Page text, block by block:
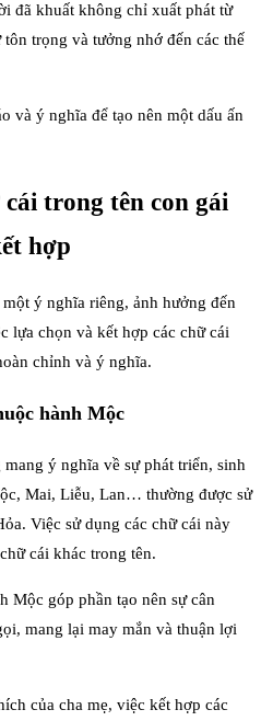
đã khuất không chỉ xuất phát từ
trọng và tưởng nhớ đến các thế
và ý nghĩa để tạo nên một dấu ấn
trong tên con gái
hợp
ý nghĩa riêng, ảnh hưởng đến
lựa chọn và kết hợp các chữ cái
chỉnh và ý nghĩa.
hành Mộc
ý nghĩa về sự phát triển, sinh
Mai, Liễu, Lan… thường được sử
Việc sử dụng các chữ cái này
cái khác trong tên.
Mộc góp phần tạo nên sự cân
mang lại may mắn và thuận lợi
của cha mẹ, việc kết hợp các